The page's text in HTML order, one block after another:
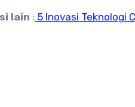
lain : 5 Inovasi Teknologi